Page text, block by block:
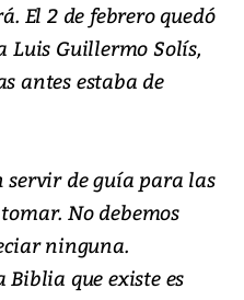
El 2 de febrero quedó
Luis Guillermo Solís,
antes estaba de
servir de guía para las
No debemos
ninguna.
Biblia que existe es